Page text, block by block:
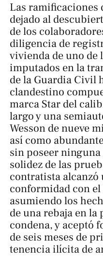
Las ramificaciones
dejado al
de los
diligencia de
vivienda de uno de
imputados en la
de la Guardia Civil
clandestino
marca Star del
largo y una
Wesson de nueve
así como
sin poseer
solidez de las
contratista alcanzó
conformidad con
asumiendo los
de una rebaja en la
condena, y aceptó
de seis meses de
tenencia ilícita de